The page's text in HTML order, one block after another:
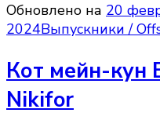
Обновлено на 20
2024Выпускники /
Кот мейн-кун
Nikifor